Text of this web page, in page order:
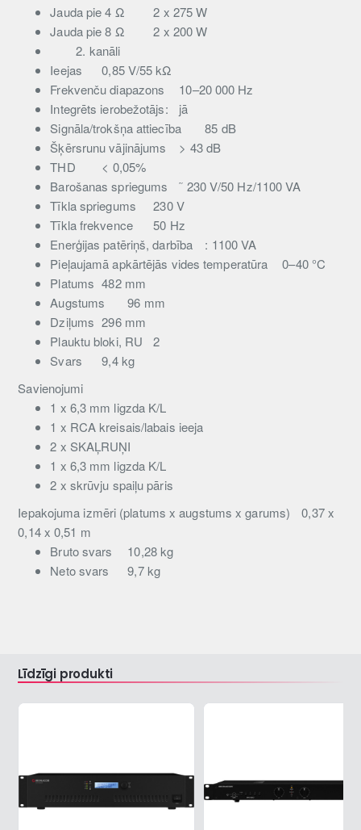
Jauda pie 4 Ω
2 x 275 W
Jauda pie 8 Ω
2 x 200 W
2. kanāli
Ieejas
0,85 V/55 kΩ
Frekvenču diapazons
10–20 000 Hz
Integrēts ierobežotājs:
jā
Signāla/trokšņa attiecība
85 dB
Šķērsrunu vājinājums
> 43 dB
THD
< 0,05%
Barošanas spriegums
˜ 230 V/50 Hz/1100 VA
Tīkla spriegums
230 V
Tīkla frekvence
50 Hz
Enerģijas patēriņš, darbība
: 1100 VA
Pieļaujamā apkārtējās vides temperatūra
0–40 °C
Platums 482 mm
Augstums
96 mm
Dziļums 296 mm
Plauktu bloki, RU
2
Svars
9,4 kg
Savienojumi
1 x 6,3 mm ligzda K/L
1 x RCA kreisais/labais ieeja
2 x SKAĻRUŅI
1 x 6,3 mm ligzda K/L
2 x skrūvju spaiļu pāris
Iepakojuma izmēri (platums x augstums x garums)
0,37 x
0,14 x 0,51 m
Bruto svars
10,28 kg
Neto svars
9,7 kg
Līdzīgi produkti